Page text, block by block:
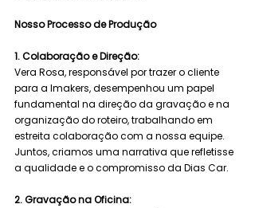
Nosso Processo de Produção
1. Colaboração e Direção:
Vera Rosa, responsável por trazer o cliente
para a Imakers, desempenhou um papel
fundamental na direção da gravação e na
organização do roteiro, trabalhando em
estreita colaboração com a nossa equipe.
Juntos, criamos uma narrativa que refletisse
a qualidade e o compromisso da Dias Car.
2. Gravação na Oficina: